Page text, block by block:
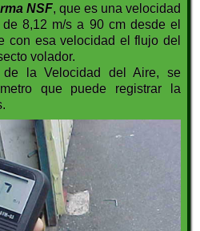
NSF, que es una velocidad
8,12 m/s a 90 cm desde el
con esa velocidad el flujo del
volador.
de la Velocidad del Aire, se
que puede registrar la